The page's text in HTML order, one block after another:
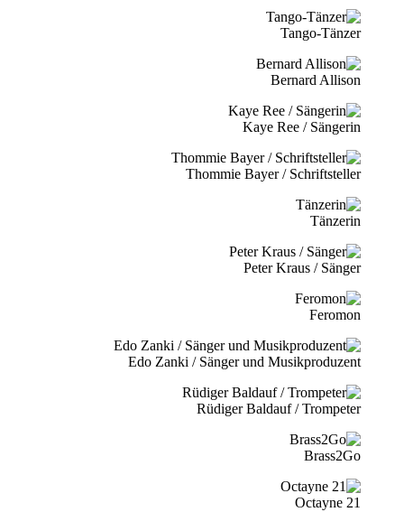
Tango-Tänzer
Bernard Allison
Kaye Ree / Sängerin
Thommie Bayer / Schriftsteller
Tänzerin
Peter Kraus / Sänger
Feromon
Edo Zanki / Sänger und Musikproduzent
Rüdiger Baldauf / Trompeter
Brass2Go
21 Octayne